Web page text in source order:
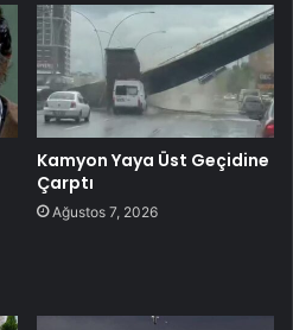
Kamyon Yaya Üst Geçidine
Çarptı
Ağustos 7, 2026